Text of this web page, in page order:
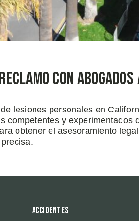
con
lesiones personales en
competentes y
obtener el asesoramiento
Accidentes